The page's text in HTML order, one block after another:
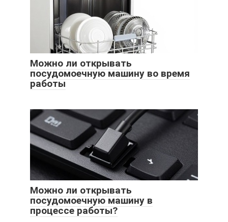
Можно ли открывать
посудомоечную машину во время
работы
Можно ли открывать
посудомоечную машину в
процессе работы?